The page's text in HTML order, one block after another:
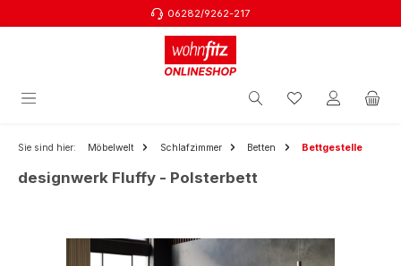
06282/9262-217
Sie sind hier: Möbelwelt Schlafzimmer Betten Bettgestelle
designwerk Fluffy - Polsterbett
Bildergalerie überspringen